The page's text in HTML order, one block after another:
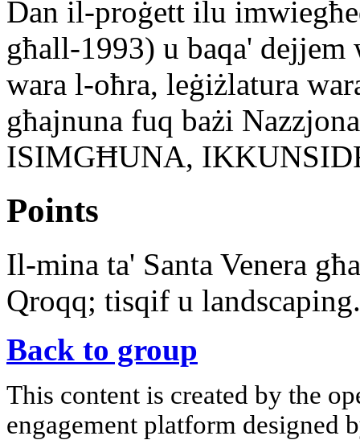
Dan il-proġett ilu
għall-1993) u baqa'
wara l-oħra, leġiżlatura
għajnuna fuq bażi
ISIMGĦUNA,
Points
Il-mina ta' Santa Venera
Qroqq; tisqif u landscaping.
Back to group
This content is created by the
engagement platform designed